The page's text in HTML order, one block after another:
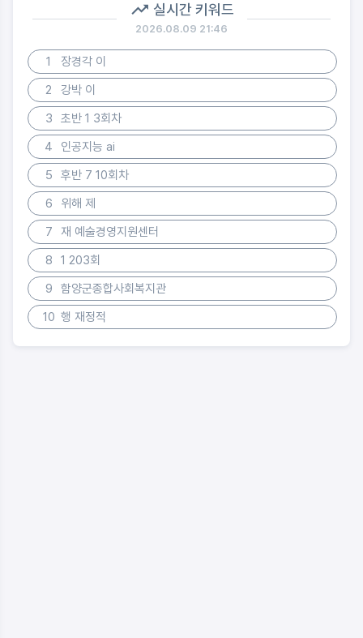
실시간 키워드
2026.08.09 21:46
1
장경각 이
2
강박 이
3
초반 1 3회차
4
인공지능 ai
5
후반 7 10회차
6
위해 제
7
재 예술경영지원센터
8
1 203회
9
함양군종합사회복지관
10 행 재정적